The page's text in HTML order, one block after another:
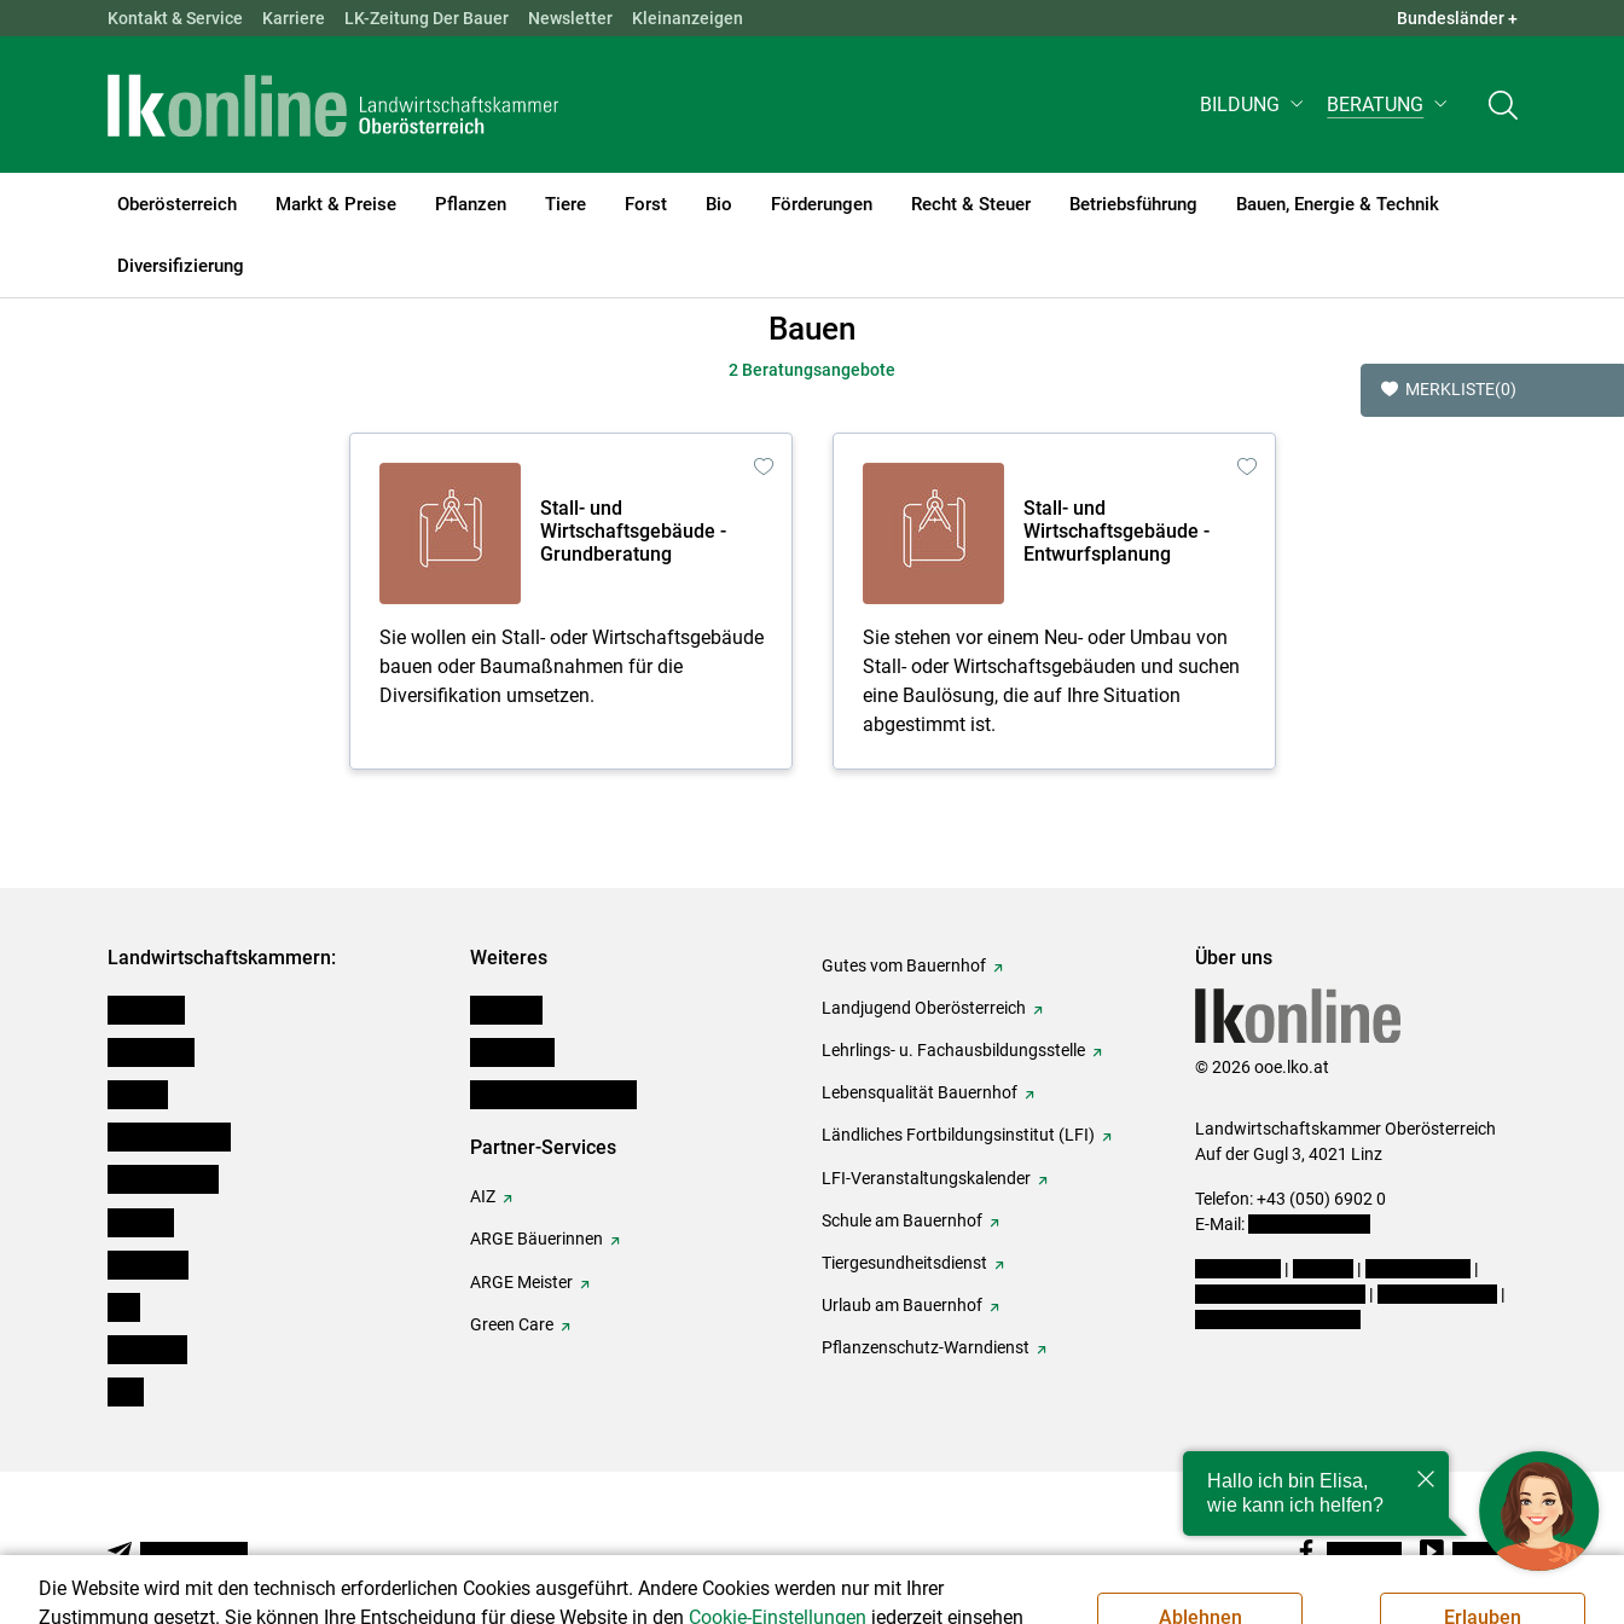
Skip to main content
Landwirtschaftskammern: ÖSTERREICH BGLD KTN NÖ OÖ SBG STMK QUICK LINKS +
Kontakt & Service Karriere LK-Zeitung Der Bauer Newsletter Kleinanzeigen Bundesländer +
BILDUNG BERATUNG
Oberösterreich Markt & Preise Pflanzen Tiere Forst Bio Förderungen Recht & Steuer Betriebsführung Bauen, Energie & Technik
Diversifizierung
LK Oberösterreich Beratung
Bauen
2 Beratungsangebote
MERKLISTE(0)
Stall- und
Wirtschaftsgebäude -
Grundberatung
Sie wollen ein Stall- oder Wirtschaftsgebäude
bauen oder Baumaßnahmen für die
Diversifikation umsetzen.
Stall- und
Wirtschaftsgebäude -
Entwurfsplanung
Sie stehen vor einem Neu- oder Umbau von
Stall- oder Wirtschaftsgebäuden und suchen
eine Baulösung, die auf Ihre Situation
abgestimmt ist.
Landwirtschaftskammern: Weiteres
Partner-Services
AIZ
ARGE Bäuerinnen
ARGE Meister
Green Care
Gutes vom Bauernhof
Landjugend Oberösterreich
Lehrlings- u. Fachausbildungsstelle
Lebensqualität Bauernhof
Ländliches Fortbildungsinstitut (LFI)
LFI-Veranstaltungskalender
Schule am Bauernhof
Tiergesundheitsdienst
Urlaub am Bauernhof
Pflanzenschutz-Warndienst
Über uns
© 2026 ooe.lko.at
Landwirtschaftskammer Oberösterreich
Auf der Gugl 3, 4021 Linz
Telefon: +43 (050) 6902 0
E-Mail:
| |
|
|
|
NEWSLETTER Facebook Youtube
Die Website wird mit den technisch erforderlichen Cookies ausgeführt. Andere Cookies werden nur mit Ihrer
Zustimmung gesetzt. Sie können Ihre Entscheidung für diese Website in den Cookie-Einstellungen jederzeit einsehen Ablehnen Erlauben
Hallo ich bin Elisa,
wie kann ich helfen?